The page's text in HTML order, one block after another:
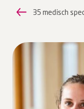
35 medisch